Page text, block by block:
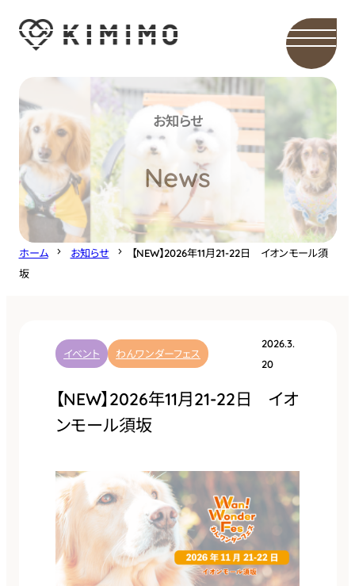
お知らせ
News
ホーム お知らせ
【NEW】2026年11月21-22日 イオンモール須
坂
イベント わんワンダーフェス
2026.3.
20
【NEW】2026年11月21-22日 イオ
ンモール須坂